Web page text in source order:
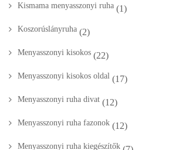
Kismama menyasszonyi ruha (1)
Koszorúslányruha (2)
Menyasszonyi kisokos (22)
Menyasszonyi kisokos oldal (17)
Menyasszonyi ruha divat (12)
Menyasszonyi ruha fazonok (12)
Menyasszonyi ruha kiegészítők